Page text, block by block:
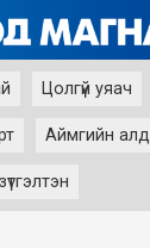
Цолгүй уяач
Аймгийн